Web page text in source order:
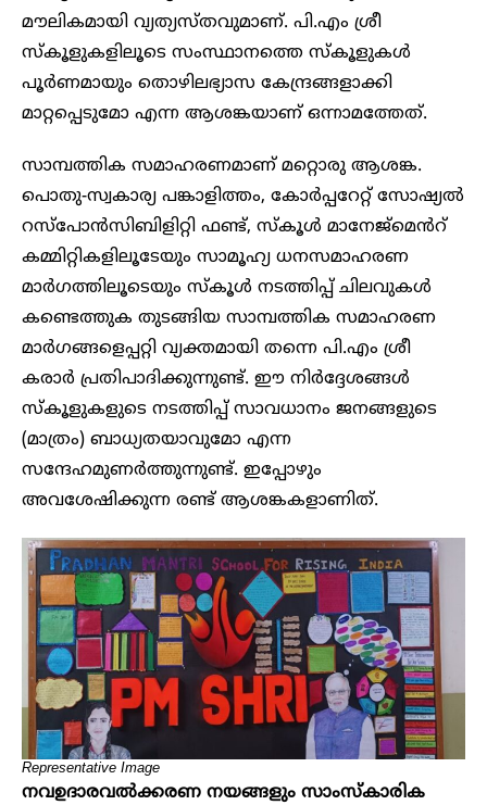
മൗലികമായി വ്യത്യസ്തവുമാണ്. പി.എം ശ്രീ
സ്കൂളുകളിലൂടെ സംസ്ഥാനത്തെ സ്കൂളുകൾ
പൂർണമായും തൊഴിലഭ്യാസ കേന്ദ്രങ്ങളാക്കി
മാറ്റപ്പെടുമോ എന്ന ആശങ്കയാണ് ഒന്നാമത്തേത്.
സാമ്പത്തിക സമാഹരണമാണ് മറ്റൊരു ആശങ്ക.
പൊതു-സ്വകാര്യ പങ്കാളിത്തം, കോർപ്പറേറ്റ് സോഷ്യൽ
റസ്പോൻസിബിളിറ്റി ഫണ്ട്, സ്കൂൾ മാനേജ്മെൻറ്
കമ്മിറ്റികളിലൂടേയും സാമൂഹ്യ ധനസമാഹരണ
മാർഗത്തിലൂടെയും സ്കൂൾ നടത്തിപ്പ് ചിലവുകൾ
കണ്ടെത്തുക തുടങ്ങിയ സാമ്പത്തിക സമാഹരണ
മാർഗങ്ങളെപ്പറ്റി വ്യക്തമായി തന്നെ പി.എം ശ്രീ
കരാർ പ്രതിപാദിക്കുന്നുണ്ട്. ഈ നിർദ്ദേശങ്ങൾ
സ്കൂളുകളുടെ നടത്തിപ്പ് സാവധാനം ജനങ്ങളുടെ
(മാത്രം) ബാധ്യതയാവുമോ എന്ന
സന്ദേഹമുണർത്തുന്നുണ്ട്. ഇപ്പോഴും
അവശേഷിക്കുന്ന രണ്ട് ആശങ്കകളാണിത്.
Representative Image
നവഉദാരവൽക്കരണ നയങ്ങളും സാംസ്കാരിക